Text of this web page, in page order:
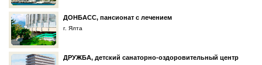
ДОНБАСC, пансионат с лечением
г. Ялта
ДРУЖБА, детский санаторно-оздоровительный центр